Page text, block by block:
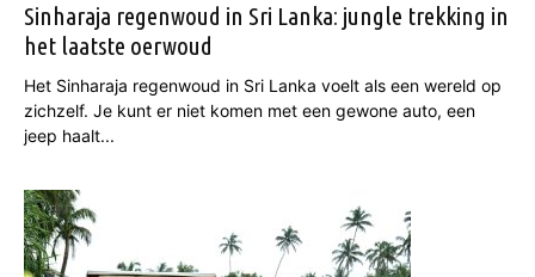
Sinharaja regenwoud in Sri Lanka: jungle trekking in
het laatste oerwoud
Het Sinharaja regenwoud in Sri Lanka voelt als een wereld op
zichzelf. Je kunt er niet komen met een gewone auto, een
jeep haalt...